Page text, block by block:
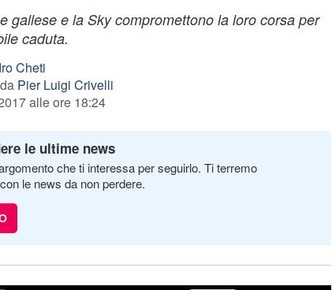
gallese e la Sky compromettono la loro corsa per
caduta.
Cheti
Pier Luigi Crivelli
alle ore 18:24
le ultime news
che ti interessa per seguirlo. Ti terremo
le news da non perdere.